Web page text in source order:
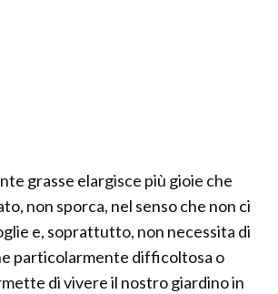
grasse elargisce più gioie che
non sporca, nel senso che non ci
e, soprattutto, non necessita di
particolarmente difficoltosa o
di vivere il nostro giardino in